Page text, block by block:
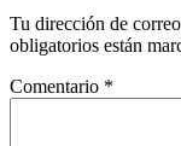
Tu dirección de
obligatorios están
Comentario *